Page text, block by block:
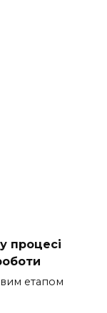
процесі
етапом